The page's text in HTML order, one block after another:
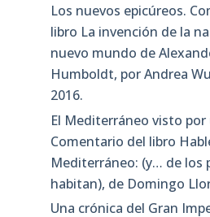
Los nuevos epicúreos.
libro La invención de la
nuevo mundo de
Humboldt, por Andrea
2016.
El Mediterráneo visto
Comentario del libro
Mediterráneo: (y… de los
habitan), de Domingo
Una crónica del Gran